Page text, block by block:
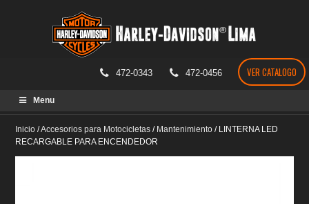
472-0343 472-0456 VER CATALOGO
Menu
Inicio /Accesorios para Motocicletas / Mantenimiento / LINTERNA LED
RECARGABLE PARA ENCENDEDOR